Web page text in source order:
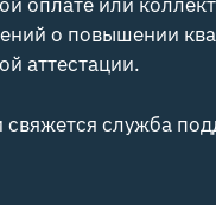
о повышении
аттестации.
свяжется служба